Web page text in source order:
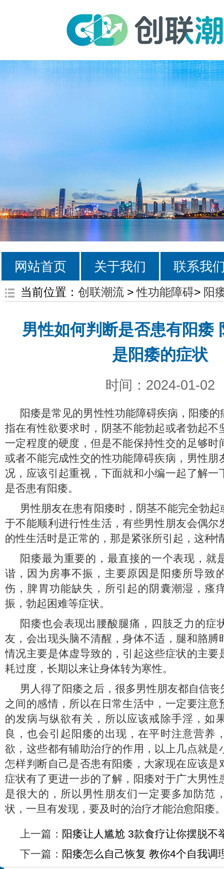
网站首页 关于我们 联系我
当前位置： 创联潮流>性功能障碍> 阳
男性如何判断是否患有阳痿
是阳痿的症状
时间：2024-01-02
阳痿是常见的男性性功能障碍疾病，阳痿
指在有性欲要求时，阴茎不能勃起或者勃起不
一定程度的硬度，但是不能保持性交的足够时
或者不能完成性交的性功能障碍疾病，男性朋
况，应该引起重视，下面就和小编一起了解一
是否患有阳痿。
男性朋友在患有阳痿时，阴茎不能完全勃
于不能顺利进行性生活，有些男性朋友会偶尔
的性生活时是正常的，那是紧张所引起，这种
阳痿最为重要的，最直接的一个表现，就
谐，因为房事不振，主要原因是阳痿所导致
伤，脾胃功能缺失，所引起的阴囊潮湿，瘙
振，勃起困难等症状。
阳痿也会表现出腰酸腿痛，四肢乏力的症
友，会出现头脑不清醒，身体不适，腿和胳膊
情况主要是体虚导致的，引起这些症状的主要
耗过度，长期以来让身体转为寒性。
男人得了阳痿之后，很多男性朋友都自信
之间的感情，所以在日常生活中，一定要注意
的发病与纵欲有关，所以应该戒除手淫，如
良，也会引起阳痿的出现，在平时注意营养
欲，这些都有辅助治疗的作用，以上几点就是
怎样判断自己是否患有阳痿，大家现在应该是
症状有了更进一步的了解，阳痿对于广大男性
是很大的，所以男性朋友们一定要多加防范
状，一旦有发现，要及时的治疗才能治愈阳痿
上一篇： 阳痿让人尴尬 3款食疗让你摆脱不
下一篇： 阳痿怎么自己恢复 教你4个自我调